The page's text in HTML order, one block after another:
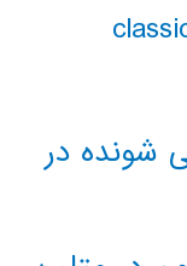
شونده در